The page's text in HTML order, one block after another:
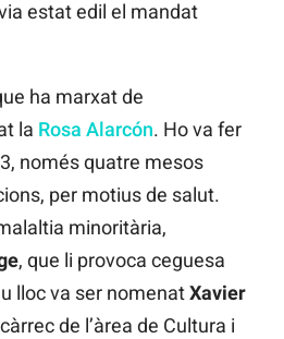
estat edil el mandat
ha marxat de
la Rosa Alarcón. Ho va fer
només quatre mesos
per motius de salut.
minoritària,
, que li provoca ceguesa
lloc va ser nomenatXavier
de l’àrea de Cultura i